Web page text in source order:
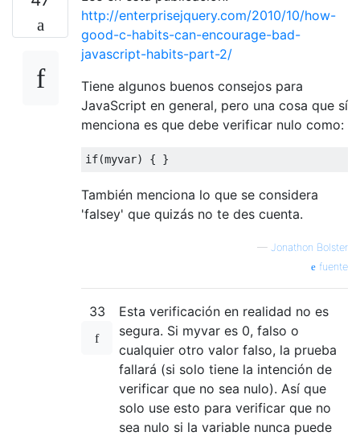
http://enterprisejquery.com/2010/10/how-
good-c-habits-can-encourage-bad-
javascript-habits-part-2/
Tiene algunos buenos consejos para
JavaScript en general, pero una cosa que sí
menciona es que debe verificar nulo como:
if(myvar) { }
También menciona lo que se considera
'falsey' que quizás no te des cuenta.
— Jonathon Bolster
fuente
33
Esta verificación en realidad no es
segura. Si myvar es 0, falso o
cualquier otro valor falso, la prueba
fallará (si solo tiene la intención de
verificar que no sea nulo). Así que
solo use esto para verificar que no
sea nulo si la variable nunca puede